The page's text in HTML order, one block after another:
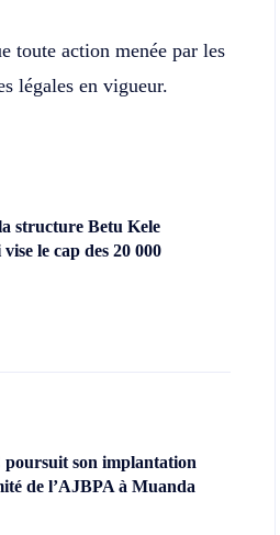
toute action menée par les
légales en vigueur.
structure Betu Kele
le cap des 20 000
son implantation
de l’AJBPA à Muanda